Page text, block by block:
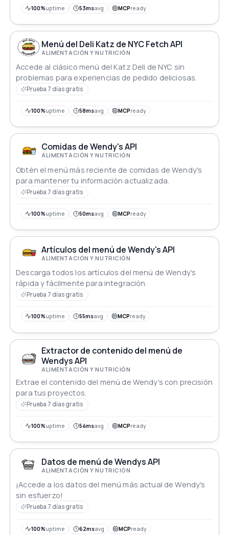
100%uptime 53msavg MCPready
Menú del Deli Katz de NYC Fetch API
ALIMENTACIÓN Y NUTRICIÓN
Accede al clásico menú del Katz Deli de NYC sin
problemas para experiencias de pedido deliciosas.
Prueba 7 días gratis
100%uptime 58msavg MCPready
Comidas de Wendy's API
ALIMENTACIÓN Y NUTRICIÓN
Obtén el menú más reciente de comidas de Wendy's
para mantener tu información actualizada.
Prueba 7 días gratis
100%uptime 50msavg MCPready
Artículos del menú de Wendy's API
ALIMENTACIÓN Y NUTRICIÓN
Descarga todos los artículos del menú de Wendy's
rápida y fácilmente para integración.
Prueba 7 días gratis
100%uptime 55msavg MCPready
Extractor de contenido del menú de
Wendys API
ALIMENTACIÓN Y NUTRICIÓN
Extrae el contenido del menú de Wendy's con precisión
para tus proyectos.
Prueba 7 días gratis
100%uptime 54msavg MCPready
Datos de menú de Wendys API
ALIMENTACIÓN Y NUTRICIÓN
¡Accede a los datos del menú más actual de Wendy's
sin esfuerzo!
Prueba 7 días gratis
100%uptime 62msavg MCPready